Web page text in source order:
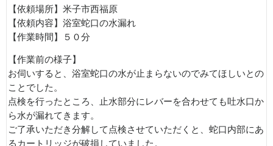
【依頼場所】米子市西福原
【依頼内容】浴室蛇口の水漏れ
【作業時間】５０分
【作業前の様子】
お伺いすると、浴室蛇口の水が止まらないのでみてほしいとの
ことでした。
点検を行ったところ、止水部分にレバーを合わせても吐水口か
ら水が漏れてきます。
ご了承いただき分解して点検させていただくと、蛇口内部にあ
るカートリッジが破損していました。